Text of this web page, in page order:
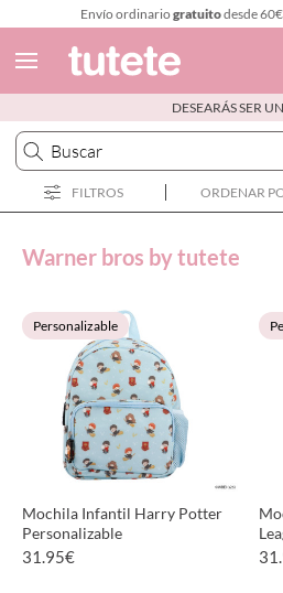
Envío ordinario gratuitodesde 60€
Español
Italiano
Inglés
DESEARÁS SER
FILTROS ORDENAR
Warner bros by tutete
Personalizable
Mochila Infantil Harry Potter
Personalizable
31.95€